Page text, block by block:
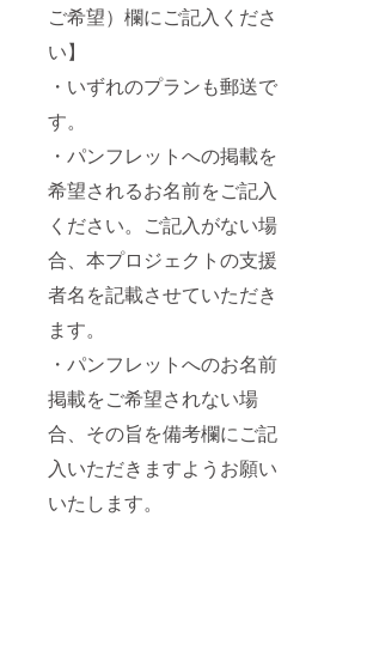
ご希望）欄にご記入くださ
い】
・いずれのプランも郵送で
す。
・パンフレットへの掲載を
希望されるお名前をご記入
ください。ご記入がない場
合、本プロジェクトの支援
者名を記載させていただき
ます。
・パンフレットへのお名前
掲載をご希望されない場
合、その旨を備考欄にご記
入いただきますようお願い
いたします。